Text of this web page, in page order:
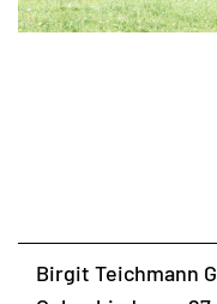
Birgit Teichmann